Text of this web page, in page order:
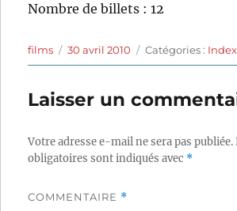
Nombre de billets : 12
Auteur
films
Publié
le
30 avril 2010 Catégories
Catégories : Index
Laisser un
Votre adresse e-mail ne sera pas publiée.
obligatoires sont indiqués avec *
COMMENTAIRE *